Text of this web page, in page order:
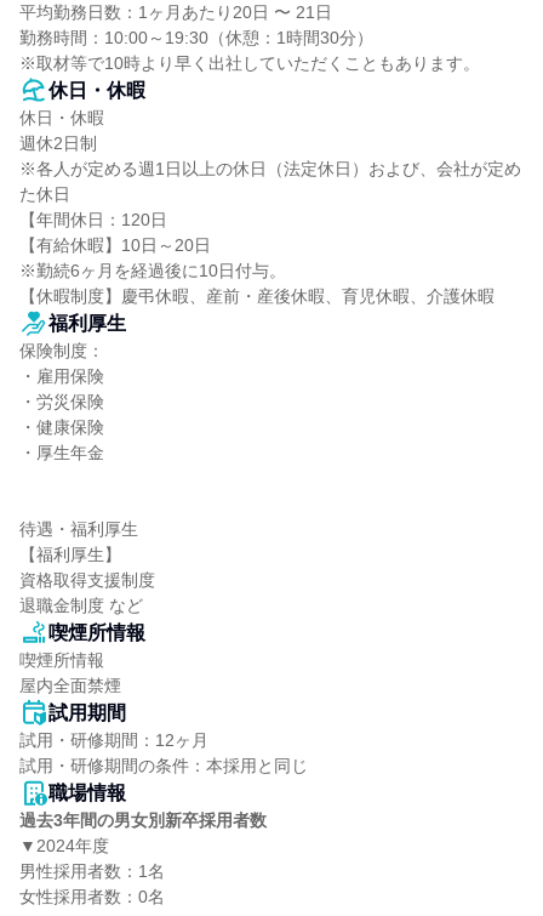
平均勤務日数：1ヶ月あたり20日 〜 21日
勤務時間：10:00～19:30（休憩：1時間30分）
※取材等で10時より早く出社していただくこともあります。
休日・休暇
休日・休暇
週休2日制
※各人が定める週1日以上の休日（法定休日）および、会社が定め
た休日
【年間休日：120日
【有給休暇】10日～20日
※勤続6ヶ月を経過後に10日付与。
【休暇制度】慶弔休暇、産前・産後休暇、育児休暇、介護休暇
福利厚生
保険制度：
・雇用保険
・労災保険
・健康保険
・厚生年金
待遇・福利厚生
【福利厚生】
資格取得支援制度
退職金制度 など
喫煙所情報
喫煙所情報
屋内全面禁煙
試用期間
試用・研修期間：12ヶ月
職場情報
過去3年間の男女別新卒採用者数
▼2024年度
男性採用者数：1名
女性採用者数：0名